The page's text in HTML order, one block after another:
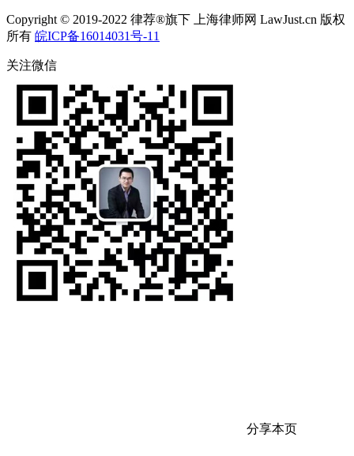
Copyright © 2019-2022 律荐®旗下 上海律师网 LawJust.cn 版权
所有 皖ICP备16014031号-11
关注微信
分享本页